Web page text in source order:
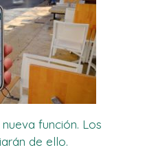
función. Los
de ello.